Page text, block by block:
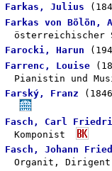
Farkas, Julius
Farkas von Bölön,
Farocki, Harun
Farrenc, Louise
Pianistin und
Farský, Franz
Fasch, Carl
Komponist
Fasch, Johann
Organit, Dirigent